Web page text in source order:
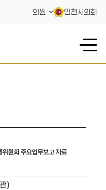
의원 인천시의회
원회 주요업무보고 자료
)